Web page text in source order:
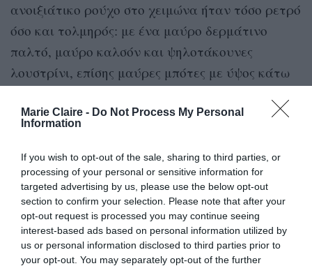
Marie Claire - Do Not Process My Personal
Information
If you wish to opt-out of the sale, sharing to third parties, or
processing of your personal or sensitive information for
targeted advertising by us, please use the below opt-out
section to confirm your selection. Please note that after your
opt-out request is processed you may continue seeing
interest-based ads based on personal information utilized by
us or personal information disclosed to third parties prior to
your opt-out. You may separately opt-out of the further
ανοιξιάτικο ρούχο στο χειμώνα ήταν τόσο ρετρό
όσο και τολμηρός: με ένα μαύρο δερμάτινο
παλτό, μαύρο καλσόν και ψηλοτάκουνες
λουστρίνι, επίσης μαύρες μπότες με ύψος κάτω
μια επιλογή που επανέρχεται κάθε σεζόν και το
βασικό στυλ δείχνει, για πολλοστή φορά, πόσο
αλάνθαστη είναι.